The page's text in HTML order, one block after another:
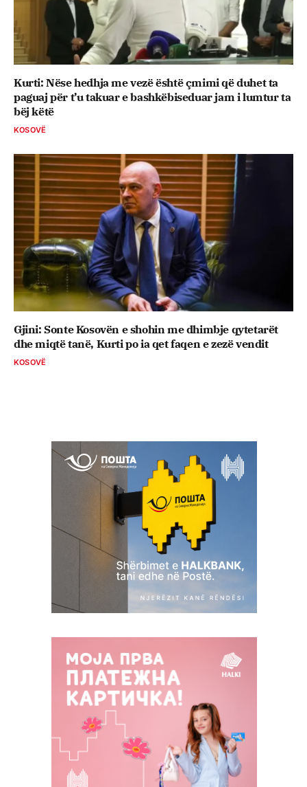
Kurti: Nëse hedhja me vezë është çmimi që duhet ta
paguaj për t’u takuar e bashkëbiseduar jam i lumtur ta
bëj këtë
KOSOVË
Gjini: Sonte Kosovën e shohin me dhimbje qytetarët
dhe miqtë tanë, Kurti po ia qet faqen e zezë vendit
KOSOVË